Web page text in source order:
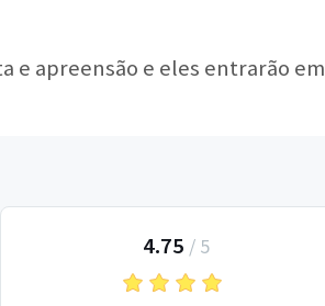
e apreensão e eles entrarão em
4.75 / 5